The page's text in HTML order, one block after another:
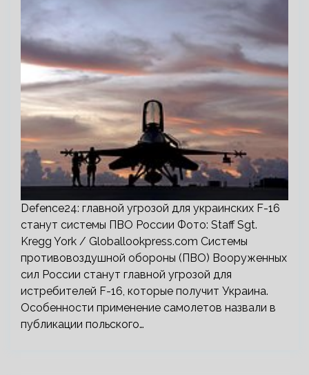
Defence24: главной угрозой для украинских F-16
станут системы ПВО России Фото: Staff Sgt.
Kregg York / Globallookpress.com Системы
противовоздушной обороны (ПВО) Вооруженных
сил России станут главной угрозой для
истребителей F-16, которые получит Украина.
Особенности применение самолетов назвали в
публикации польского…